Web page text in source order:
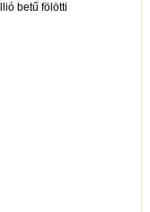
betű fölötti